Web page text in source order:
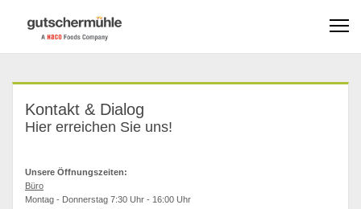
Kontakt & Dialog
Hier erreichen Sie uns!
Unsere Öffnungszeiten:
Büro
Montag - Donnerstag 7:30 Uhr - 16:00 Uhr